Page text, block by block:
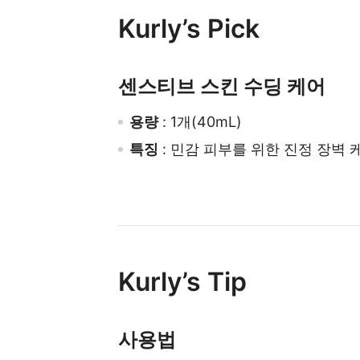
Kurly’s Pick
센스티브 스킨 수딩 케어
용량: 1개(40mL)
특징 : 민감 피부를 위한 진정 장벽
Kurly’s Tip
사용법